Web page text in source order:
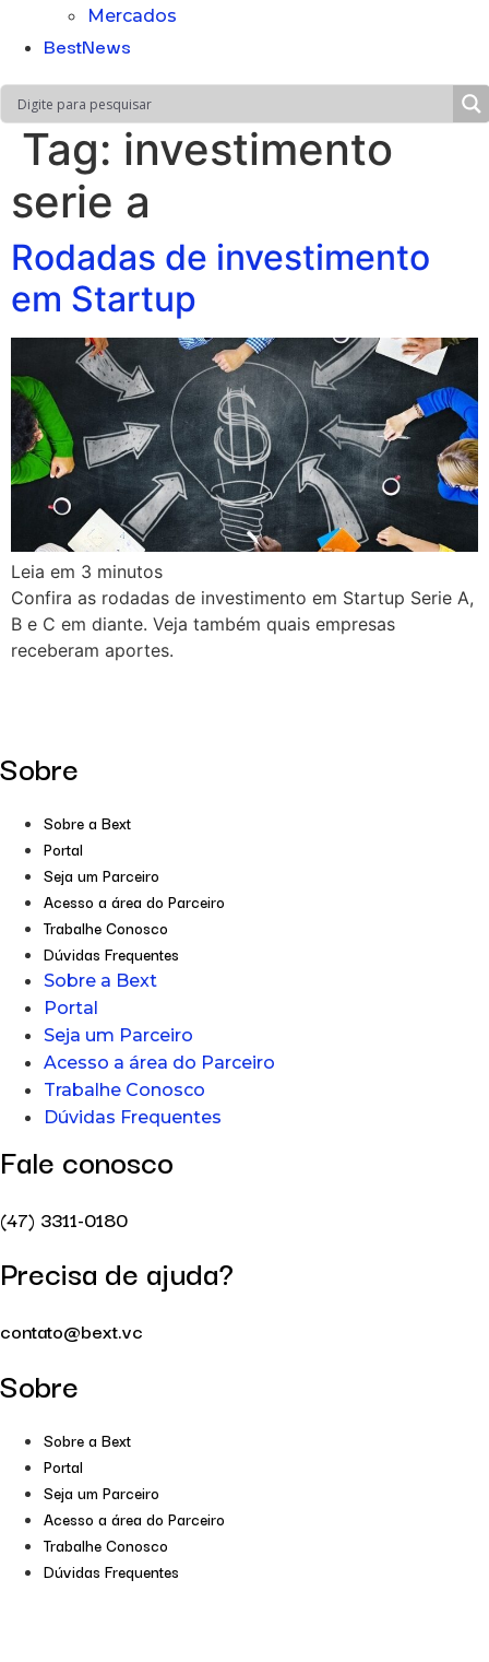
Mercados
BestNews
Tag: investimento
serie a
Rodadas de investimento
em Startup
Leia em 3 minutos
Confira as rodadas de investimento em Startup Serie A,
B e C em diante. Veja também quais empresas
receberam aportes.
Sobre
Sobre a Bext
Portal
Seja um Parceiro
Acesso a área do Parceiro
Trabalhe Conosco
Dúvidas Frequentes
Sobre a Bext
Portal
Seja um Parceiro
Acesso a área do Parceiro
Trabalhe Conosco
Dúvidas Frequentes
Fale conosco
(47) 3311-0180
Precisa de ajuda?
contato@bext.vc
Sobre
Sobre a Bext
Portal
Seja um Parceiro
Acesso a área do Parceiro
Trabalhe Conosco
Dúvidas Frequentes